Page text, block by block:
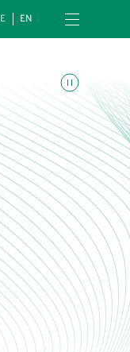
EN Menü öffnen
Animationen umschalten